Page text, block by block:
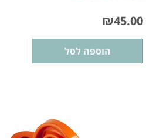
₪45.00
הוספה לסל